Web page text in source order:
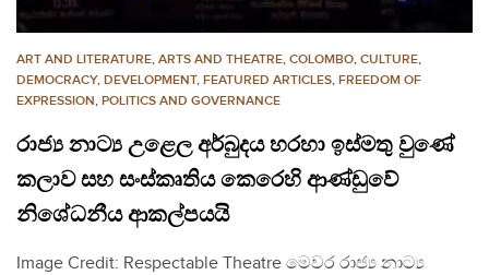
ART AND LITERATURE, ARTS AND THEATRE, COLOMBO, CULTURE,
DEMOCRACY, DEVELOPMENT, FEATURED ARTICLES, FREEDOM OF
EXPRESSION, POLITICS AND GOVERNANCE
රාජ්‍ය නාට්‍ය උළෙල අර්බුදය හරහා ඉස්මතු වුණේ
කලාව සහ සංස්කෘතිය කෙරෙහි ආණ්ඩුවේ
නිශේධනීය ආකල්පයයි
Image Credit: Respectable Theatre මෙවර රාජ්‍ය නාට්‍ය